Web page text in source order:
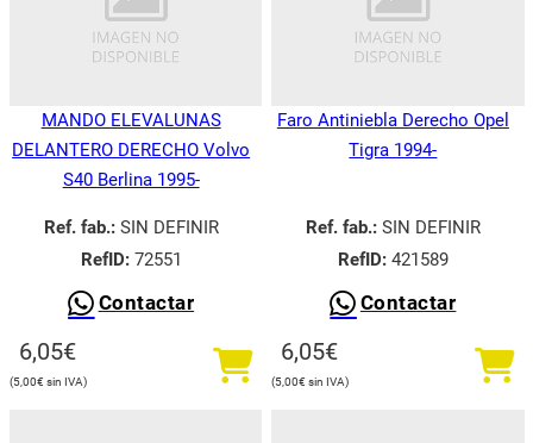
MANDO ELEVALUNAS
DELANTERO DERECHO Volvo
S40 Berlina 1995-
Ref. fab.:SIN DEFINIR
RefID:72551
Contactar
6,05€
5,00€
Faro Antiniebla Derecho Opel
Tigra 1994-
Ref. fab.:SIN DEFINIR
RefID:421589
Contactar
6,05€
5,00€